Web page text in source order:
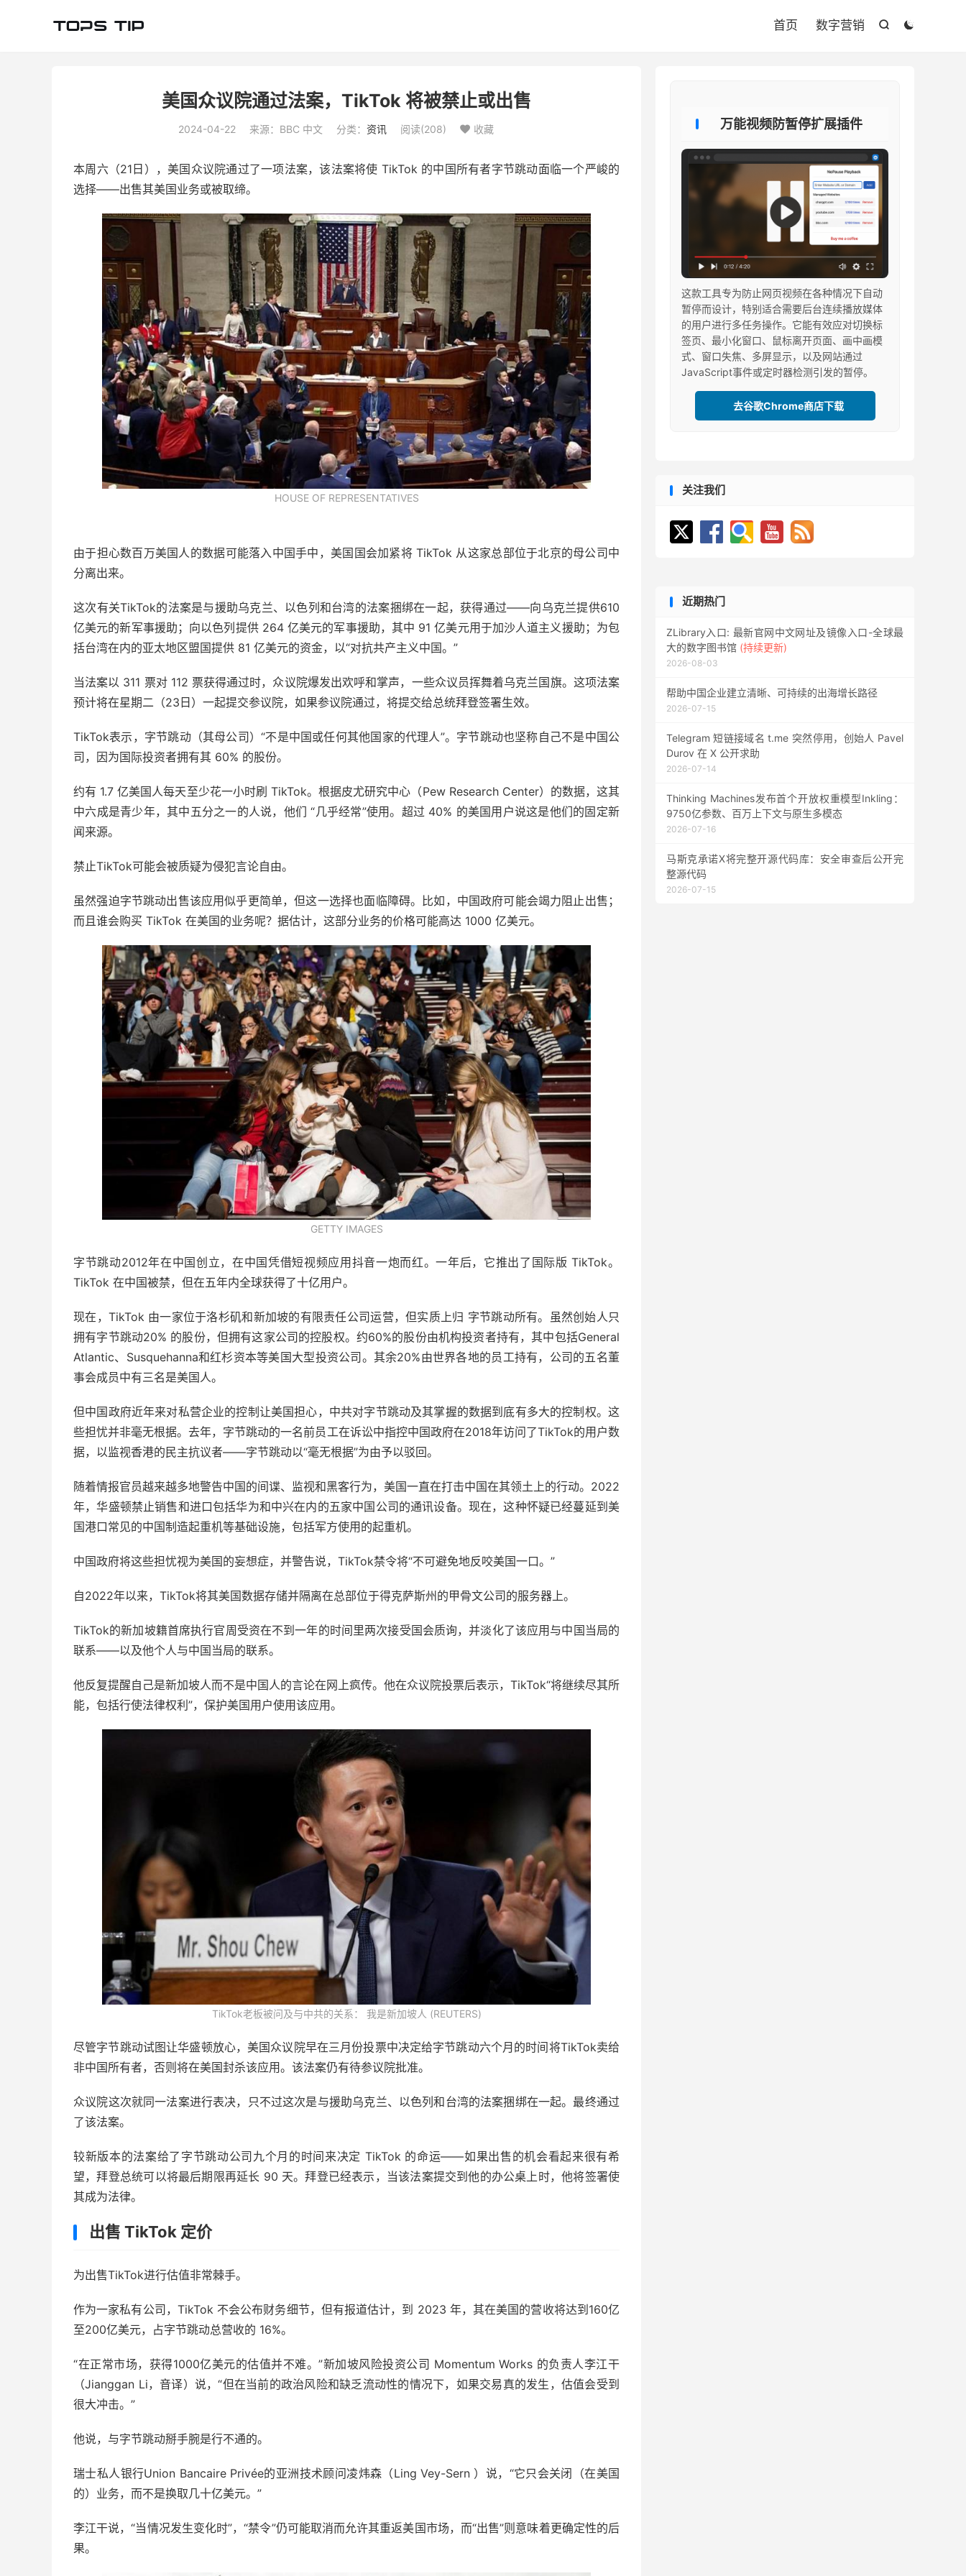


首页 数字营销
美国众议院通过法案，TikTok 将被禁止或出售
2024-04-22 来源：BBC 中文 分类： 资讯 阅读(208)  收藏
本周六（21日），美国众议院通过了一项法案，该法案将使 TikTok 的中国所有者字节跳动面临一个严峻的
选择——出售其美国业务或被取缔。
HOUSE OF REPRESENTATIVES
由于担心数百万美国人的数据可能落入中国手中，美国国会加紧将 TikTok 从这家总部位于北京的母公司中
分离出来。
这次有关TikTok的法案是与援助乌克兰、以色列和台湾的法案捆绑在一起，获得通过——向乌克兰提供610
亿美元的新军事援助；向以色列提供 264 亿美元的军事援助，其中 91 亿美元用于加沙人道主义援助；为包
括台湾在内的亚太地区盟国提供 81 亿美元的资金，以“对抗共产主义中国。”
当法案以 311 票对 112 票获得通过时，众议院爆发出欢呼和掌声，一些众议员挥舞着乌克兰国旗。这项法案
预计将在星期二（23日）一起提交参议院，如果参议院通过，将提交给总统拜登签署生效。
TikTok表示，字节跳动（其母公司）“不是中国或任何其他国家的代理人”。字节跳动也坚称自己不是中国公
司，因为国际投资者拥有其 60% 的股份。
约有 1.7 亿美国人每天至少花一小时刷 TikTok。根据皮尤研究中心（Pew Research Center）的数据，这其
中六成是青少年，其中五分之一的人说，他们 “几乎经常”使用。超过 40% 的美国用户说这是他们的固定新
闻来源。
禁止TikTok可能会被质疑为侵犯言论自由。
虽然强迫字节跳动出售该应用似乎更简单，但这一选择也面临障碍。比如，中国政府可能会竭力阻止出售；
而且谁会购买 TikTok 在美国的业务呢？据估计，这部分业务的价格可能高达 1000 亿美元。
GETTY IMAGES
字节跳动2012年在中国创立，在中国凭借短视频应用抖音一炮而红。一年后，它推出了国际版 TikTok。
TikTok 在中国被禁，但在五年内全球获得了十亿用户。
现在，TikTok 由一家位于洛杉矶和新加坡的有限责任公司运营，但实质上归 字节跳动所有。虽然创始人只
拥有字节跳动20% 的股份，但拥有这家公司的控股权。约60%的股份由机构投资者持有，其中包括General
Atlantic、Susquehanna和红杉资本等美国大型投资公司。其余20%由世界各地的员工持有，公司的五名董
事会成员中有三名是美国人。
但中国政府近年来对私营企业的控制让美国担心，中共对字节跳动及其掌握的数据到底有多大的控制权。这
些担忧并非毫无根据。去年，字节跳动的一名前员工在诉讼中指控中国政府在2018年访问了TikTok的用户数
据，以监视香港的民主抗议者——字节跳动以“毫无根据”为由予以驳回。
随着情报官员越来越多地警告中国的间谍、监视和黑客行为，美国一直在打击中国在其领土上的行动。2022
年，华盛顿禁止销售和进口包括华为和中兴在内的五家中国公司的通讯设备。现在，这种怀疑已经蔓延到美
国港口常见的中国制造起重机等基础设施，包括军方使用的起重机。
中国政府将这些担忧视为美国的妄想症，并警告说，TikTok禁令将“不可避免地反咬美国一口。”
自2022年以来，TikTok将其美国数据存储并隔离在总部位于得克萨斯州的甲骨文公司的服务器上。
TikTok的新加坡籍首席执行官周受资在不到一年的时间里两次接受国会质询，并淡化了该应用与中国当局的
联系——以及他个人与中国当局的联系。
他反复提醒自己是新加坡人而不是中国人的言论在网上疯传。他在众议院投票后表示，TikTok“将继续尽其所
能，包括行使法律权利”，保护美国用户使用该应用。
TikTok老板被问及与中共的关系： 我是新加坡人 (REUTERS)
尽管字节跳动试图让华盛顿放心，美国众议院早在三月份投票中决定给字节跳动六个月的时间将TikTok卖给
非中国所有者，否则将在美国封杀该应用。该法案仍有待参议院批准。
众议院这次就同一法案进行表决，只不过这次是与援助乌克兰、以色列和台湾的法案捆绑在一起。最终通过
了该法案。
较新版本的法案给了字节跳动公司九个月的时间来决定 TikTok 的命运——如果出售的机会看起来很有希
望，拜登总统可以将最后期限再延长 90 天。拜登已经表示，当该法案提交到他的办公桌上时，他将签署使
其成为法律。
出售 TikTok 定价
为出售TikTok进行估值非常棘手。
作为一家私有公司，TikTok 不会公布财务细节，但有报道估计，到 2023 年，其在美国的营收将达到160亿
至200亿美元，占字节跳动总营收的 16%。
“在正常市场，获得1000亿美元的估值并不难。”新加坡风险投资公司 Momentum Works 的负责人李江干
（Jianggan Li，音译）说，“但在当前的政治风险和缺乏流动性的情况下，如果交易真的发生，估值会受到
很大冲击。”
他说，与字节跳动掰手腕是行不通的。
瑞士私人银行Union Bancaire Privée的亚洲技术顾问凌炜森（Ling Vey-Sern ）说，“它只会关闭（在美国
的）业务，而不是换取几十亿美元。”
李江干说，“当情况发生变化时”，“禁令”仍可能取消而允许其重返美国市场，而“出售”则意味着更确定性的后
果。
万能视频防暂停扩展插件
这款工具专为防止网页视频在各种情况下自动
暂停而设计，特别适合需要后台连续播放媒体
的用户进行多任务操作。它能有效应对切换标
签页、最小化窗口、鼠标离开页面、画中画模
式、窗口失焦、多屏显示，以及网站通过
JavaScript事件或定时器检测引发的暂停。
去谷歌Chrome商店下载
关注我们
近期热门
ZLibrary入口: 最新官网中文网址及镜像入口-全球最
大的数字图书馆 (持续更新)
2026-08-03
帮助中国企业建立清晰、可持续的出海增长路径
2026-07-15
Telegram 短链接域名 t.me 突然停用，创始人 Pavel
Durov 在 X 公开求助
2026-07-14
Thinking Machines发布首个开放权重模型Inkling：
9750亿参数、百万上下文与原生多模态
2026-07-16
马斯克承诺X将完整开源代码库：安全审查后公开完
整源代码
2026-07-15